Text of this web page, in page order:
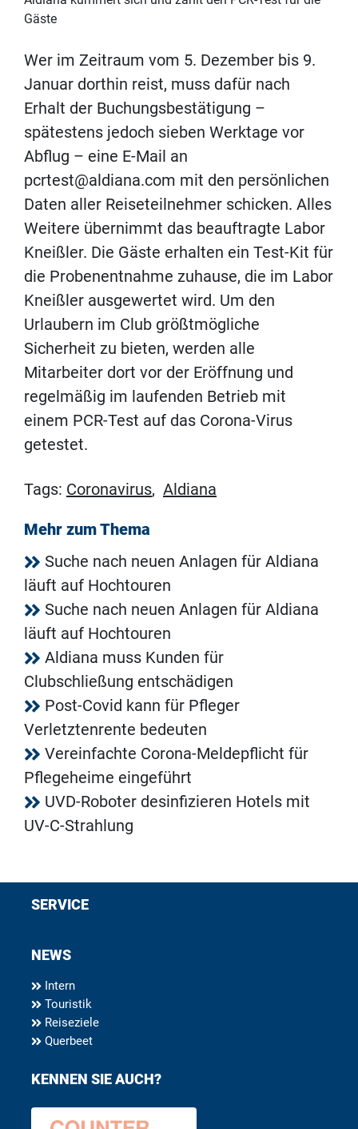
Gäste
Wer im Zeitraum vom 5. Dezember bis 9.
Januar dorthin reist, muss dafür nach
Erhalt der Buchungsbestätigung –
spätestens jedoch sieben Werktage vor
Abflug – eine E-Mail an
pcrtest@aldiana.com mit den persönlichen
Daten aller Reiseteilnehmer schicken. Alles
Weitere übernimmt das beauftragte Labor
Kneißler. Die Gäste erhalten ein Test-Kit für
die Probenentnahme zuhause, die im Labor
Kneißler ausgewertet wird. Um den
Urlaubern im Club größtmögliche
Sicherheit zu bieten, werden alle
Mitarbeiter dort vor der Eröffnung und
regelmäßig im laufenden Betrieb mit
einem PCR-Test auf das Corona-Virus
getestet.
Tags: Coronavirus, Aldiana
Mehr zum Thema
Suche nach neuen Anlagen für Aldiana
läuft auf Hochtouren
Suche nach neuen Anlagen für Aldiana
läuft auf Hochtouren
Aldiana muss Kunden für
Clubschließung entschädigen
Post-Covid kann für Pfleger
Verletztenrente bedeuten
Vereinfachte Corona-Meldepflicht für
Pflegeheime eingeführt
UVD-Roboter desinfizieren Hotels mit
UV-C-Strahlung
SERVICE
NEWS
Intern
Touristik
Reiseziele
Querbeet
KENNEN SIE AUCH?